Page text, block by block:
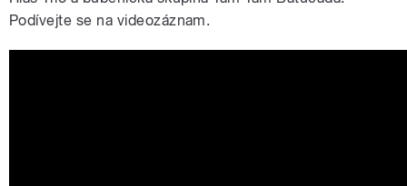
Podívejte se na videozáznam.